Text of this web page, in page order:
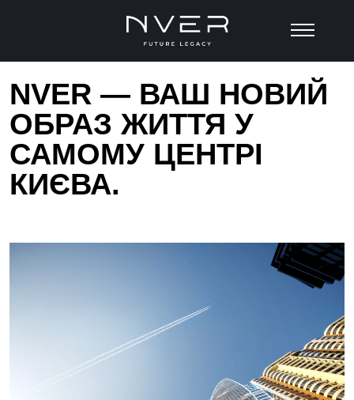
NVER — ВАШ НОВИЙ
ОБРАЗ ЖИТТЯ У
САМОМУ ЦЕНТРІ
КИЄВА.